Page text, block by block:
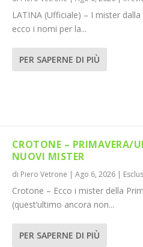
LATINA (Ufficiale) – I mister dalla
ecco i nomi per la...
PER SAPERNE DI PIÙ
CROTONE – PRIMAVERA/
NUOVI MISTER
di Piero Vetrone | Ago 6, 2026|
Crotone – Ecco i mister della
(quest’ultimo ancora non...
PER SAPERNE DI PIÙ